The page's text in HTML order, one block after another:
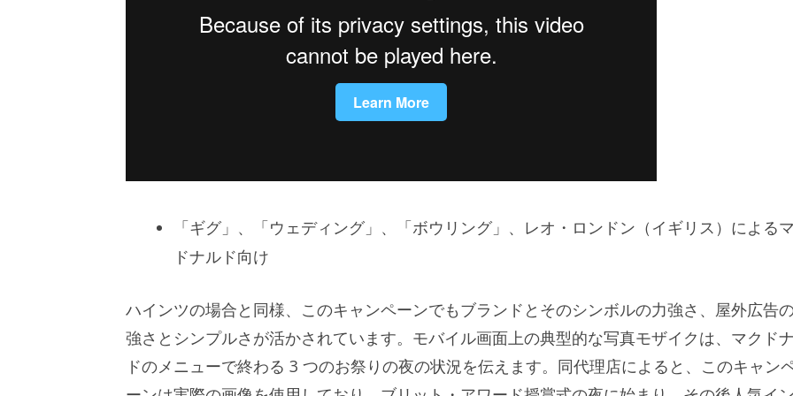
「ギグ」、「ウェディング」、「ボウリング」、レオ・ロンドン（イギリス）による
ドナルド向け
ハインツの場合と同様、このキャンペーンでもブランドとそのシンボルの力強さ、屋外広告
強さとシンプルさが活かされています。モバイル画面上の典型的な写真モザイクは、マクド
ドのメニューで終わる 3 つのお祭りの夜の状況を伝えます。同代理店によると、このキャン